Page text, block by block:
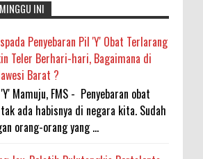
INI
Penyebaran Pil 'Y' Obat Terlarang
Teler Berhari-hari, Bagaimana di
Barat ?
Mamuju, FMS - Penyebaran obat
ada habisnya di negara kita. Sudah
orang-orang yang ...